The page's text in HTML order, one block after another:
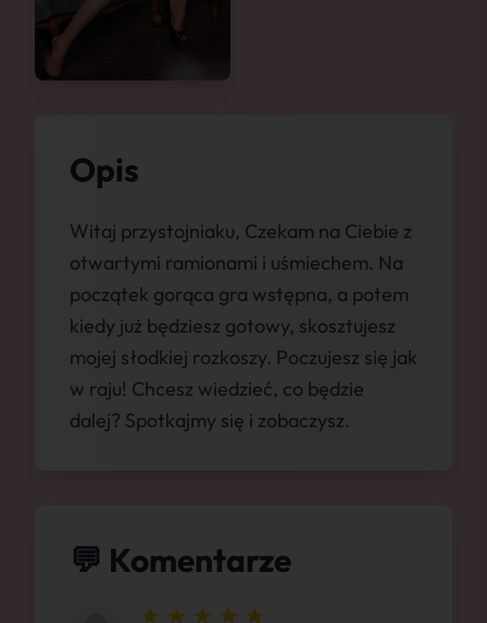
Opis
Witaj przystojniaku, Czekam na Ciebie z
otwartymi ramionami i uśmiechem. Na
początek gorąca gra wstępna, a potem
kiedy już będziesz gotowy, skosztujesz
mojej słodkiej rozkoszy. Poczujesz się jak
w raju! Chcesz wiedzieć, co będzie
dalej? Spotkajmy się i zobaczysz.
💬 Komentarze